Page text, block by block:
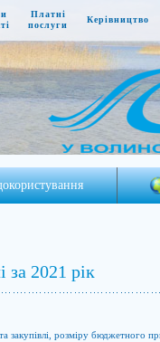
Платні
послуги
Керівництво
за 2021 рік
розміру бюджетного